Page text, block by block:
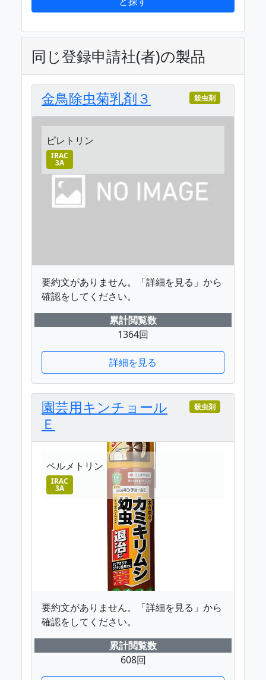
同じ登録申請社(者)の製品
金鳥除虫菊乳剤３ 殺虫剤
ピレトリン
IRAC
3A
要約文がありません。「詳細を見る」から
確認をしてください。
累計閲覧数
1364回
詳細を見る
園芸用キンチョール
Ｅ
殺虫剤
ペルメトリン
IRAC
3A
要約文がありません。「詳細を見る」から
確認をしてください。
累計閲覧数
608回